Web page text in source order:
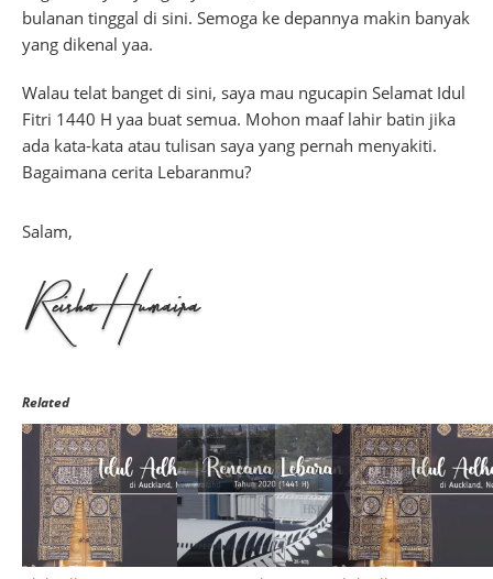
bulanan tinggal di sini. Semoga ke depannya makin banyak
yang dikenal yaa.
Walau telat banget di sini, saya mau ngucapin Selamat Idul
Fitri 1440 H yaa buat semua. Mohon maaf lahir batin jika
ada kata-kata atau tulisan saya yang pernah menyakiti.
Bagaimana cerita Lebaranmu?
Salam,
Related